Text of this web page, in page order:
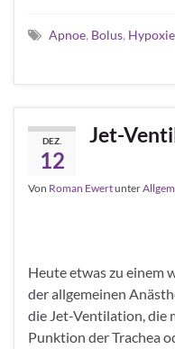
Apnoe, Bolus, Hypoxie
DEZ.
12
Jet-
Von Roman Ewertunter
Heute etwas zu einem
der allgemeinen
die Jet-Ventilation, die
Punktion der Trachea